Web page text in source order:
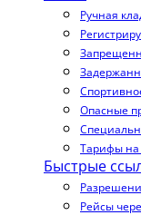
Ручная
Опасные
Тарифы на
Быстрые
Рейсы